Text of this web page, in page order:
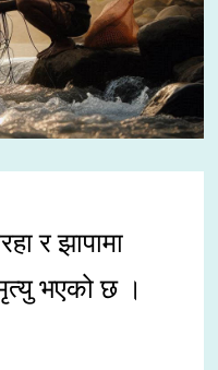
र झापामा
भएको छ ।